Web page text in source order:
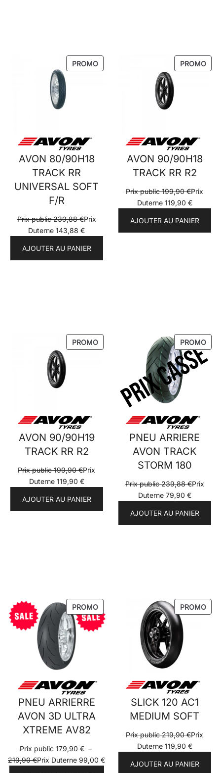
PROMOPRODUIT
AVON 80/90H18
TRACK RR
UNIVERSAL SOFT
F/R
Prix public239,88€Prix
Duterne 143,88 €
AJOUTER AU PANIER
PROMO
AVON 90/90H18
TRACK RR R2
Prix public199,90€Prix
Duterne 119,90 €
AJOUTER AU PANIER
PROMOPRODUIT
AVON 90/90H19
TRACK RR R2
Prix public199,90€Prix
Duterne 119,90 €
AJOUTER AU PANIER
PROMO
PNEU ARRIERE
AVON TRACK
STORM 180
Prix public239,88€Prix
Duterne 79,90 €
AJOUTER AU PANIER
PROMOPRODUIT
EN
PROMOTION
PNEU ARRIERRE
AVON 3D ULTRA
XTREME AV82
Prix public179,90€ –
219,90€Plage
Prix Duterne 99,00 €
PROMO
SLICK 120 AC1
MEDIUM SOFT
Prix public219,90€Prix
Duterne 119,90 €
AJOUTER AU PANIER